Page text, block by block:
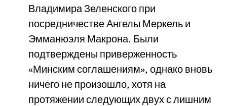
Владимира Зеленского при
посредничестве Ангелы Меркель и
Эмманюэля Макрона. Были
подтверждены приверженность
«Минским соглашениям», однако вновь
ничего не произошло, хотя на
протяжении следующих двух с лишним